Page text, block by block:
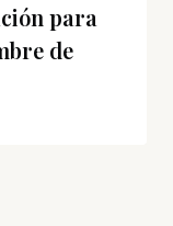
para
de